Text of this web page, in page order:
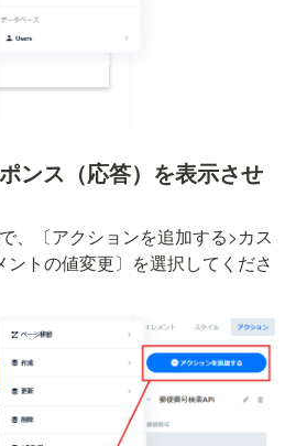
ンス（応答）を表示させ
、〔アクションを追加する>カス
ントの値変更〕を選択してくださ